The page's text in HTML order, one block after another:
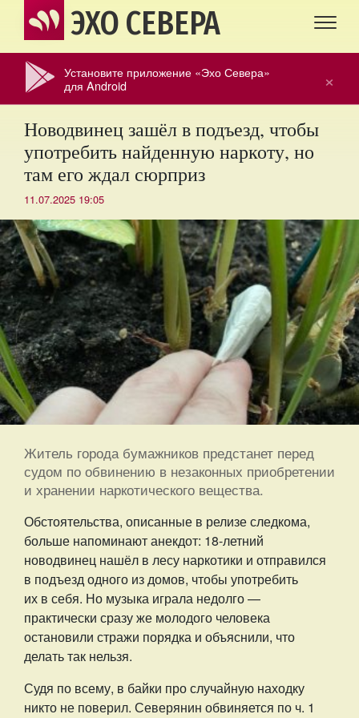
ЭХО СЕВЕРА
×
Установите приложение «Эхо Севера»
для Android
Новодвинец зашёл в подъезд, чтобы
употребить найденную наркоту, но
там его ждал сюрприз
11.07.2025 19:05
Житель города бумажников предстанет перед
судом по обвинению в незаконных приобретении
и хранении наркотического вещества.
Обстоятельства, описанные в релизе следкома,
больше напоминают анекдот: 18-летний
новодвинец нашёл в лесу наркотики и отправился
в подъезд одного из домов, чтобы употребить
их в себя. Но музыка играла недолго —
практически сразу же молодого человека
остановили стражи порядка и объяснили, что
делать так нельзя.
Судя по всему, в байки про случайную находку
никто не поверил. Северянин обвиняется по ч. 1